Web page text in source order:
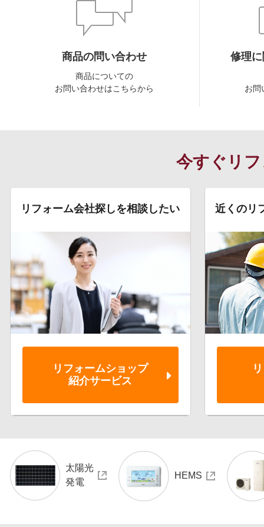
商品の問い合わせ
商品についての
お問い合わせはこちらから
修理
お問
今すぐリ
リフォーム会社探しを相談したい
リフォームショップ
紹介サービス
近くのリ
太陽光
発電
HEMS